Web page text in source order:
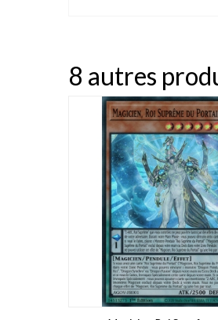
8 autres